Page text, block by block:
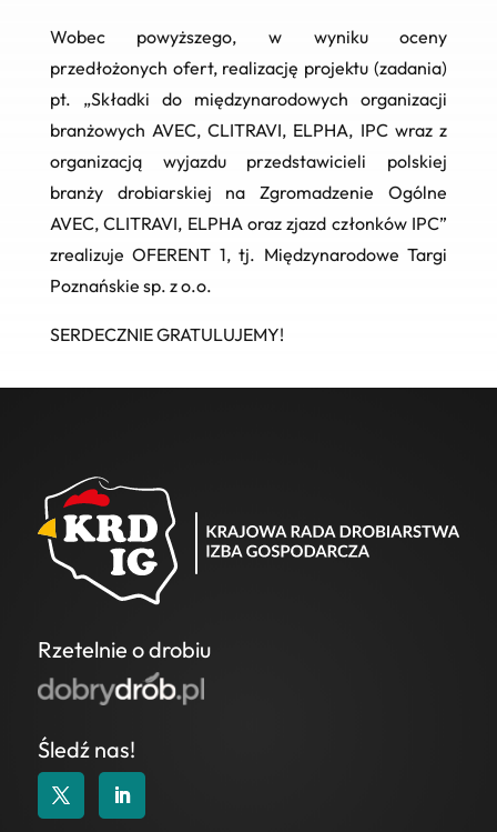
Wobec powyższego, w wyniku oceny
przedłożonych ofert, realizację projektu (zadania)
pt. „Składki do międzynarodowych organizacji
branżowych AVEC, CLITRAVI, ELPHA, IPC wraz z
organizacją wyjazdu przedstawicieli polskiej
branży drobiarskiej na Zgromadzenie Ogólne
AVEC, CLITRAVI, ELPHA oraz zjazd członków IPC”
zrealizuje OFERENT 1, tj. Międzynarodowe Targi
Poznańskie sp. z o.o.
SERDECZNIE GRATULUJEMY!
Rzetelnie o drobiu
Śledź nas!